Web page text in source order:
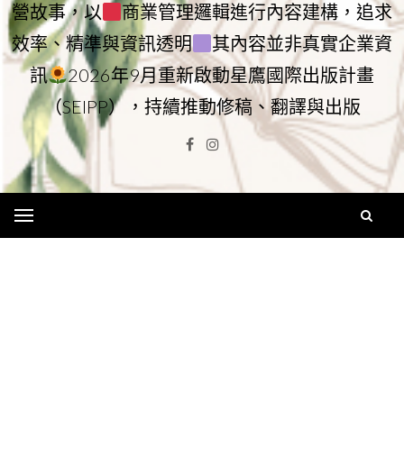
營故事，以
商業管理邏輯進行內容建構，追求
效率、精準與資訊透明
其內容並非真實企業資
訊
2026年9月重新啟動星鷹國際出版計畫
（SEIPP），持續推動修稿、翻譯與出版
Facebook
Instagram